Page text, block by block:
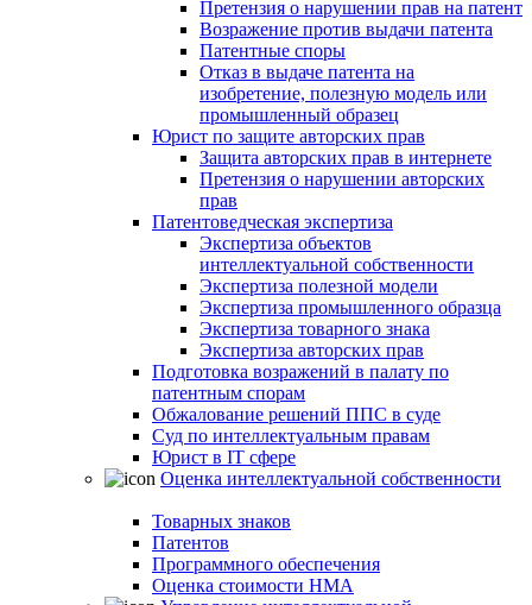
Претензия о нарушении прав на патент
Возражение против выдачи патента
Патентные споры
Отказ в выдаче патента на
изобретение, полезную модель или
промышленный образец
Юрист по защите авторских прав
Защита авторских прав в интернете
Претензия о нарушении авторских
прав
Патентоведческая экспертиза
Экспертиза объектов
интеллектуальной собственности
Экспертиза полезной модели
Экспертиза промышленного образца
Экспертиза товарного знака
Экспертиза авторских прав
Подготовка возражений в палату по
патентным спорам
Обжалование решений ППС в суде
Суд по интеллектуальным правам
Юрист в IT сфере
Оценка интеллектуальной собственности
Товарных знаков
Патентов
Программного обеспечения
Оценка стоимости НМА